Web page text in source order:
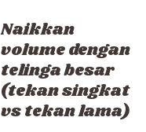
Naikkan
volume dengan
telinga besar
(tekan singkat
vs tekan lama)